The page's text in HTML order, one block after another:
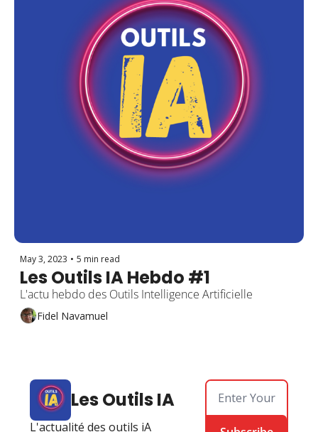
May 3, 2023 • 5 min read
Les Outils IA Hebdo #1
L'actu hebdo des Outils Intelligence Artificielle
Fidel Navamuel
Les Outils IA
L'actualité des outils iA